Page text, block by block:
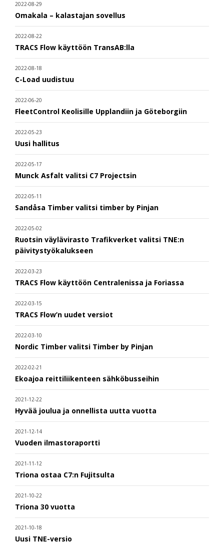
2022-08-29
Omakala – kalastajan sovellus
2022-08-22
TRACS Flow käyttöön TransAB:lla
2022-08-18
C-Load uudistuu
2022-06-20
FleetControl Keolisille Upplandiin ja Göteborgiin
2022-05-23
Uusi hallitus
2022-05-17
Munck Asfalt valitsi C7 Projectsin
2022-05-11
Sandåsa Timber valitsi timber by Pinjan
2022-05-02
Ruotsin väylävirasto Trafikverket valitsi TNE:n
päivitystyökalukseen
2022-03-23
TRACS Flow käyttöön Centralenissa ja Foriassa
2022-03-15
TRACS Flow’n uudet versiot
2022-03-10
Nordic Timber valitsi Timber by Pinjan
2022-02-21
Ekoajoa reittiliikenteen sähköbusseihin
2021-12-22
Hyvää joulua ja onnellista uutta vuotta
2021-12-14
Vuoden ilmastoraportti
2021-11-12
Triona ostaa C7:n Fujitsulta
2021-10-22
Triona 30 vuotta
2021-10-18
Uusi TNE-versio